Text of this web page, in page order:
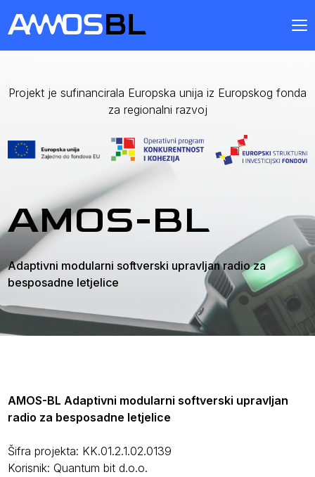
Projekt je sufinancirala Europska unija iz Europskog fonda
za regionalni razvoj
AMOS-BL
Adaptivni modularni softverski upravljan radio za
besposadne letjelice
AMOS-BL Adaptivni modularni softverski upravljan
radio za besposadne letjelice
Šifra projekta: KK.01.2.1.02.0139
Korisnik: Quantum bit d.o.o.